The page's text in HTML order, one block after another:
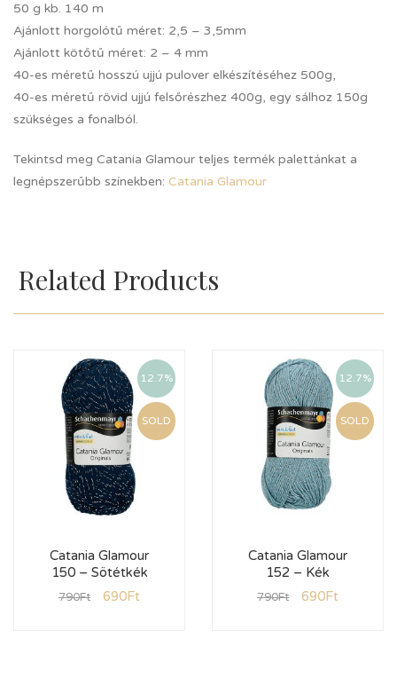
50 g kb. 140 m
Ajánlott horgolótű méret: 2,5 – 3,5mm
Ajánlott kötőtű méret: 2 – 4 mm
40-es méretű hosszú ujjú pulover elkészítéséhez 500g,
40-es méretű rövid ujjú felsőrészhez 400g, egy sálhoz 150g
szükséges a fonalból.
Tekintsd meg Catania Glamour teljes termék palettánkat a
legnépszerűbb színekben: Catania Glamour
Related Products
12.7%
SOLD
Catania Glamour
150 – Sötétkék
790Ft 690Ft
12.7%
SOLD
Catania Glamour
152 – Kék
790Ft 690Ft